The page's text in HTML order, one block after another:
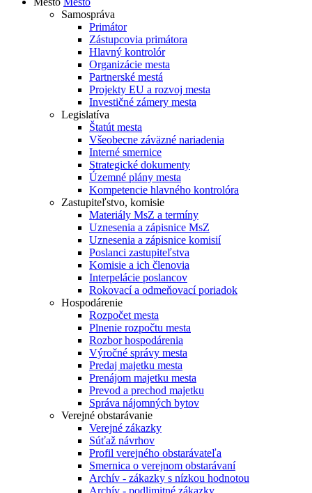
Samospráva
Primátor
Zástupcovia primátora
Hlavný kontrolór
Organizácie mesta
Partnerské mestá
Projekty EU a rozvoj mesta
Investičné zámery mesta
Legislatíva
Štatút mesta
Všeobecne záväzné nariadenia
Interné smernice
Strategické dokumenty
Územné plány mesta
Kompetencie hlavného kontrolóra
Zastupiteľstvo, komisie
Materiály MsZ a termíny
Uznesenia a zápisnice MsZ
Uznesenia a zápisnice komisií
Poslanci zastupiteľstva
Komisie a ich členovia
Interpelácie poslancov
Rokovací a odmeňovací poriadok
Hospodárenie
Rozpočet mesta
Plnenie rozpočtu mesta
Rozbor hospodárenia
Výročné správy mesta
Predaj majetku mesta
Prenájom majetku mesta
Prevod a prechod majetku
Správa nájomných bytov
Verejné obstarávanie
Verejné zákazky
Súťaž návrhov
Profil verejného obstarávateľa
Smernica o verejnom obstarávaní
Archív - zákazky s nízkou hodnotou
Archív - podlimitné zákazky